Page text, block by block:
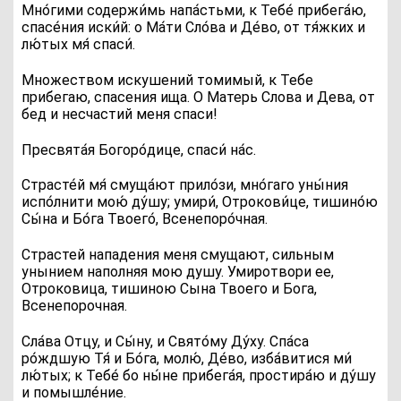
Мно́гими содержи́мь напа́стьми, к Тебе́ прибега́ю,
спасе́ния иски́й: о Ма́ти Сло́ва и Де́во, от тя́жких и
лю́тых мя́ спаси́.
Множеством искушений томимый, к Тебе
прибегаю, спасения ища. О Матерь Слова и Дева, от
бед и несчастий меня спаси!
Пресвята́я Богоро́дице, спаси́ на́с.
Страсте́й мя́ смуща́ют прило́зи, мно́гаго уны́ния
испо́лнити мою́ ду́шу; умири́, Отрокови́це, тишино́ю
Сы́на и Бо́га Твоего́, Всенепоро́чная.
Страстей нападения меня смущают, сильным
унынием наполняя мою душу. Умиротвори ее,
Отроковица, тишиною Сына Твоего и Бога,
Всенепорочная.
Сла́ва Отцу, и Сы́ну, и Свято́му Ду́ху. Спа́са
ро́ждшую Тя́ и Бо́га, молю́, Де́во, изба́витися ми́
лю́тых; к Тебе́ бо ны́не прибега́я, простира́ю и ду́шу
и помышле́ние.